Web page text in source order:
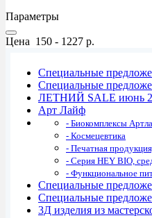
Параметры
Цена 150 - 1227 р.
Специальные
Специальные
ЛЕТНИЙ SALE июнь
Арт Лайф
- Биокомплексы
- Космецевтика
- Печатная
- Серия HEY BIO,
- Функциональное
Специальные
Специальные
3Д изделия из